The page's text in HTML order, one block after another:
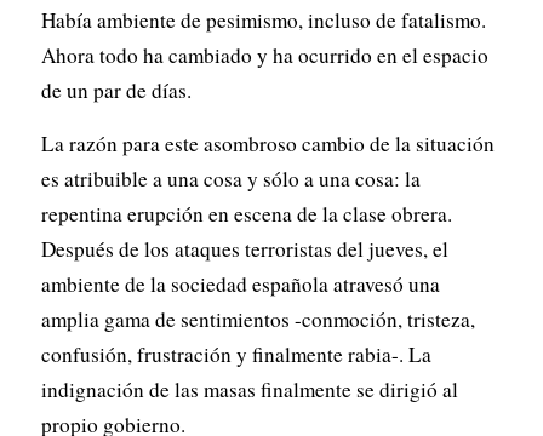
Había ambiente de pesimismo, incluso de fatalismo.
Ahora todo ha cambiado y ha ocurrido en el espacio
de un par de días.
La razón para este asombroso cambio de la situación
es atribuible a una cosa y sólo a una cosa: la
repentina erupción en escena de la clase obrera.
Después de los ataques terroristas del jueves, el
ambiente de la sociedad española atravesó una
amplia gama de sentimientos -conmoción, tristeza,
confusión, frustración y finalmente rabia-. La
indignación de las masas finalmente se dirigió al
propio gobierno.